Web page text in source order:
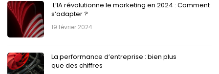
L’IA révolutionne le marketing en 2024 : Comment
s’adapter ?
19 février 2024
La performance d’entreprise : bien plus
que des chiffres